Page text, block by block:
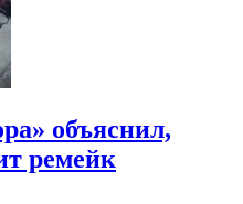
объяснил,
ремейк